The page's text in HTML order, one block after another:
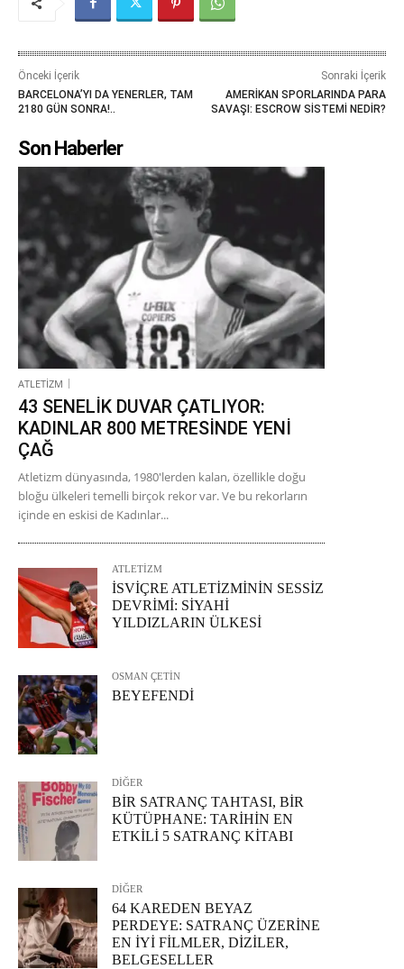
Önceki İçerik
BARCELONA’YI DA YENERLER, TAM
2180 GÜN SONRA!..
Sonraki İçerik
AMERİKAN SPORLARINDA PARA
SAVAŞI: ESCROW SİSTEMİ NEDİR?
Son Haberler
ATLETİZM
43 SENELİK DUVAR ÇATLIYOR:
KADINLAR 800 METRESİNDE YENİ
ÇAĞ
Atletizm dünyasında, 1980'lerden kalan, özellikle doğu
bloğu ülkeleri temelli birçok rekor var. Ve bu rekorların
içinde en eskisi de Kadınlar...
ATLETİZM
İSVİÇRE ATLETİZMİNİN SESSİZ
DEVRİMİ: SİYAHİ
YILDIZLARIN ÜLKESİ
OSMAN ÇETİN
BEYEFENDİ
DİĞER
BİR SATRANÇ TAHTASI, BİR
KÜTÜPHANE: TARİHİN EN
ETKİLİ 5 SATRANÇ KİTABI
DİĞER
64 KAREDEN BEYAZ
PERDEYE: SATRANÇ ÜZERİNE
EN İYİ FİLMLER, DİZİLER,
BELGESELLER